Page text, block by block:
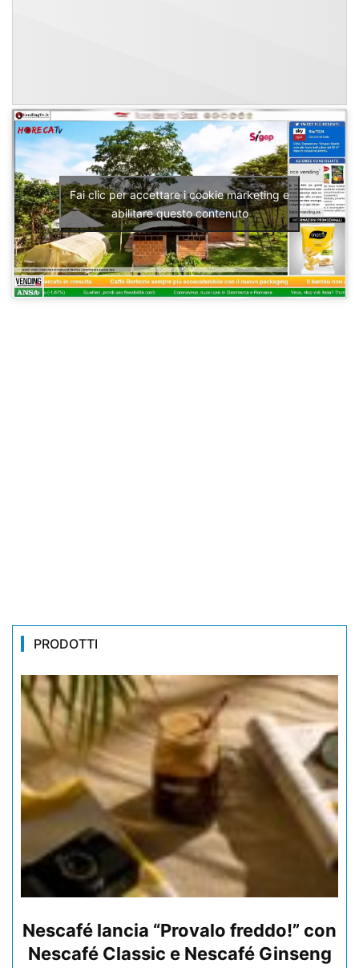
Fai clic per accettare i cookie marketing e
abilitare questo contenuto
PRODOTTI
Nescafé lancia “Provalo freddo!” con
Nescafé Classic e Nescafé Ginseng